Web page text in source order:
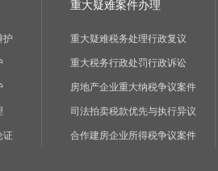
护
证
重大疑难案件办理
重大疑难税务处理行政复议
重大税务行政处罚行政诉讼
房地产企业重大纳税争议案件
司法拍卖税款优先与执行异议
合作建房企业所得税争议案件